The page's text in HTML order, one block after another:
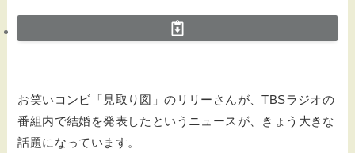
お笑いコンビ「見取り図」のリリーさんが、TBSラジオの
番組内で結婚を発表したというニュースが、きょう大きな
話題になっています。